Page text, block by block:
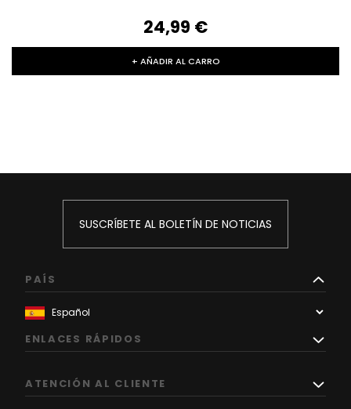
24,99‎ ‎€
+ AÑADIR AL CARRO
SUSCRÍBETE AL BOLETÍN DE NOTICIAS
PAÍS
ENLACES RÁPIDOS
ATENCIÓN AL CLIENTE